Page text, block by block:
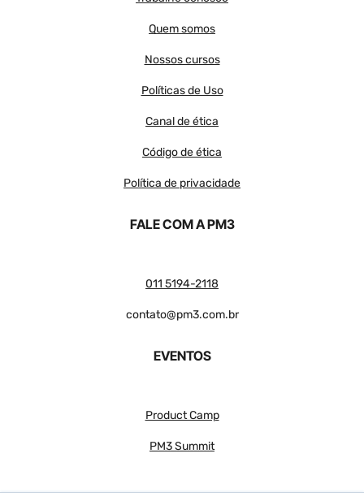
Quem somos
Nossos cursos
Políticas de Uso
Canal de ética
Código de ética
Política de privacidade
FALE COM A PM3
011 5194-2118
contato@pm3.com.br
EVENTOS
Product Camp
PM3 Summit